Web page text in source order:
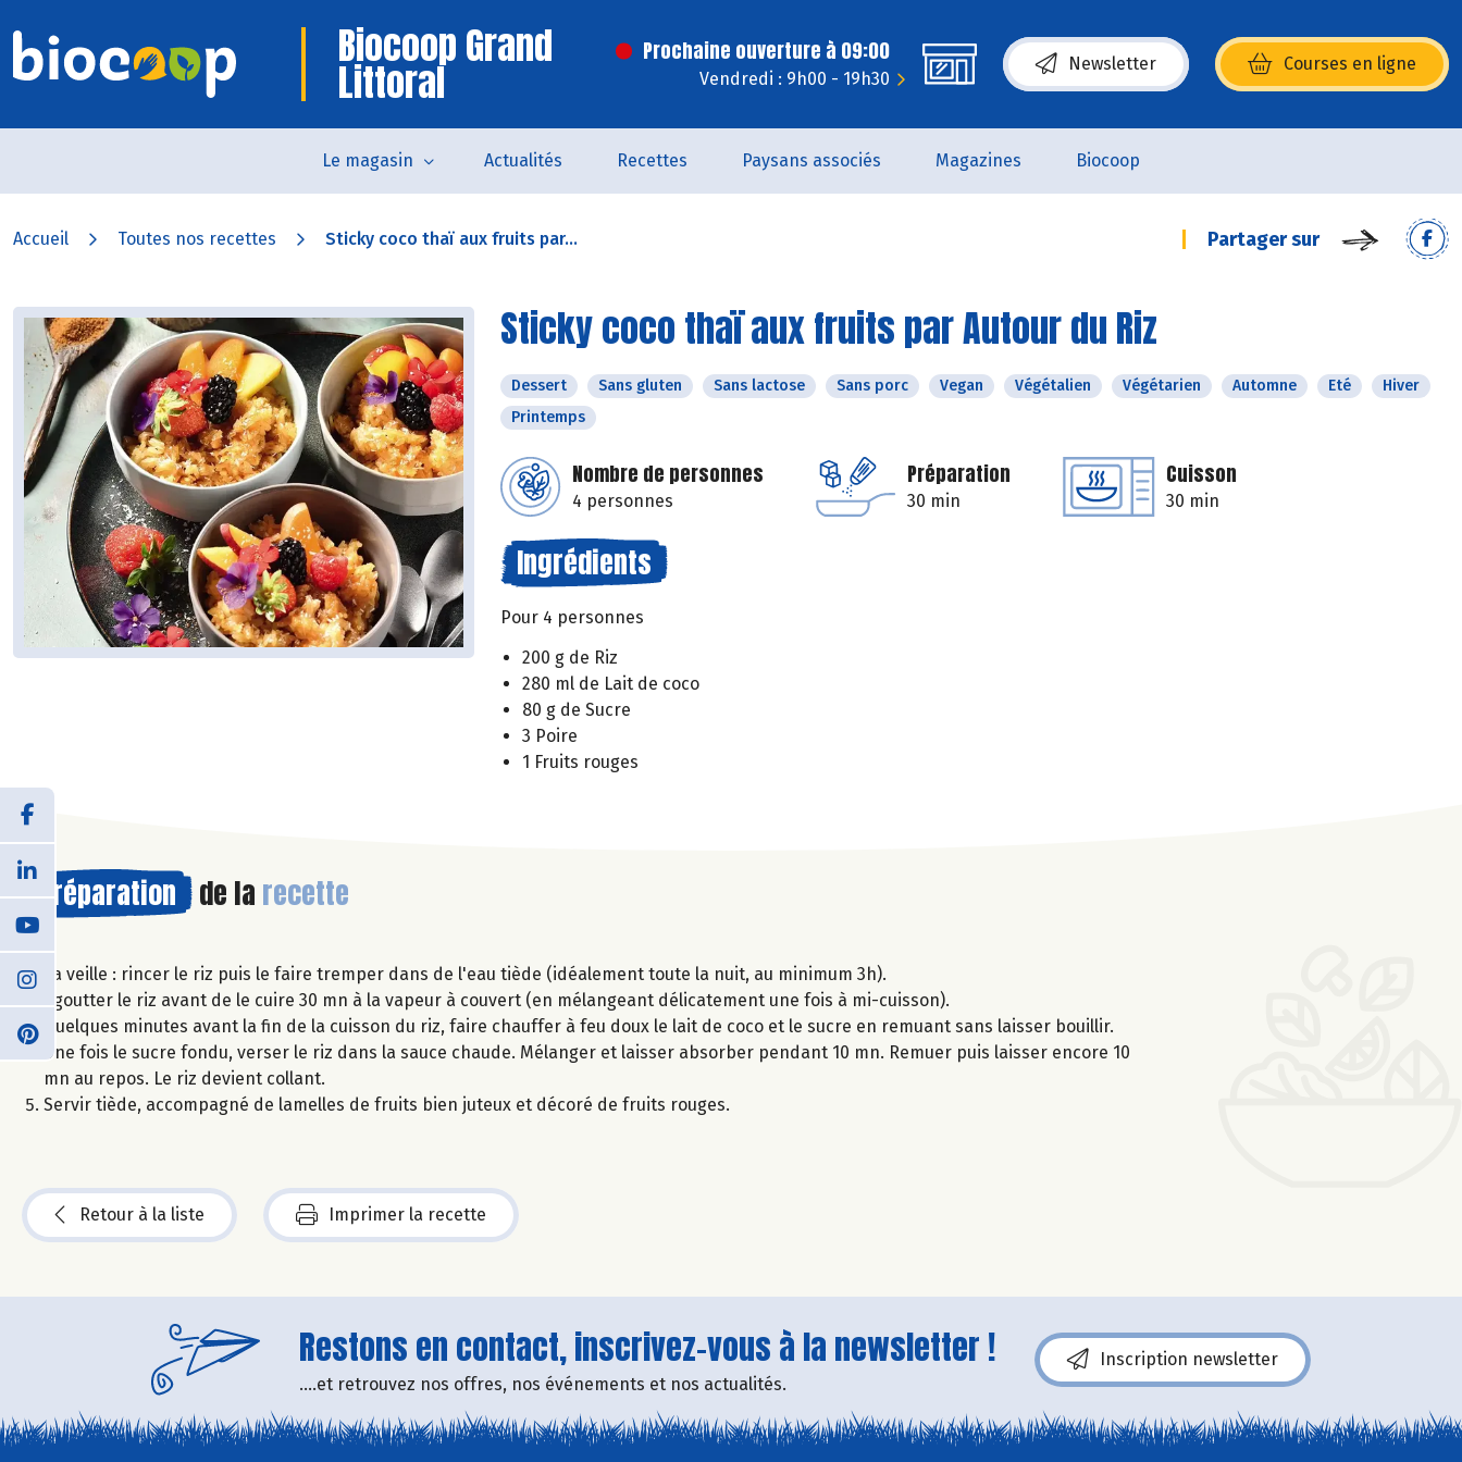
Biocoop Grand
Littoral
Prochaine ouverture à 09:00
Vendredi : 9h00 - 19h30
Newsletter Courses en ligne
(s’ouvre dans une nouvelle fenêtre)
Le magasin Actualités Recettes Paysans associés Magazines Biocoop
Accueil Toutes nos recettes Sticky coco thaï aux fruits par... Partager sur
Sticky coco thaï aux fruits par Autour du Riz
Dessert Sans gluten Sans lactose Sans porc Vegan Végétalien Végétarien Automne Eté
Hiver
Printemps
Nombre de personnes
4 personnes
Préparation
30 min
Cuisson
30 min
Ingrédients
Pour 4 personnes
200 g de Riz
280 ml de Lait de coco
80 g de Sucre
3 Poire
1 Fruits rouges
Préparation de la recette
La veille : rincer le riz puis le faire tremper dans de l'eau tiède (idéalement toute la nuit, au minimum 3h).
Egoutter le riz avant de le cuire 30 mn à la vapeur à couvert (en mélangeant délicatement une fois à mi-cuisson).
Quelques minutes avant la fin de la cuisson du riz, faire chauffer à feu doux le lait de coco et le sucre en remuant sans laisser bouillir.
Une fois le sucre fondu, verser le riz dans la sauce chaude. Mélanger et laisser absorber pendant 10 mn. Remuer puis laisser encore 10
mn au repos. Le riz devient collant.
Servir tiède, accompagné de lamelles de fruits bien juteux et décoré de fruits rouges.
Retour à la liste Imprimer la recette
Restons en contact, inscrivez-vous à la newsletter !
....et retrouvez nos offres, nos événements et nos actualités.
Inscription newsletter